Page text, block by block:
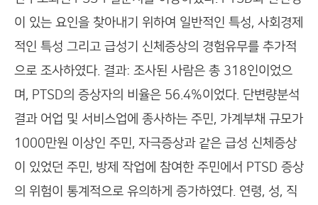
이 있는 요인을 찾아내기 위하여 일반적인 특성, 사회경제
적인 특성 그리고 급성기 신체증상의 경험유무를 추가적
으로 조사하였다. 결과: 조사된 사람은 총 318인이었으
며, PTSD의 증상자의 비율은 56.4%이었다. 단변량분석
결과 어업 및 서비스업에 종사하는 주민, 가계부채 규모가
1000만원 이상인 주민, 자극증상과 같은 급성 신체증상
이 있었던 주민, 방제 작업에 참여한 주민에서 PTSD 증상
의 위험이 통계적으로 유의하게 증가하였다. 연령, 성, 직